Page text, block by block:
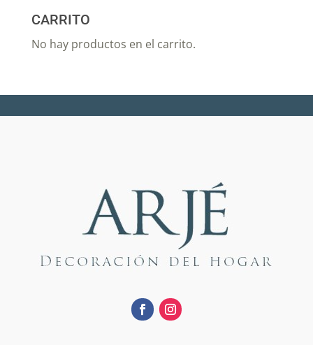
CARRITO
No hay productos en el carrito.